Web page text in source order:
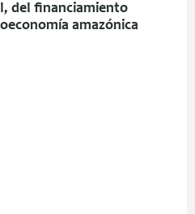
del financiamiento
amazónica